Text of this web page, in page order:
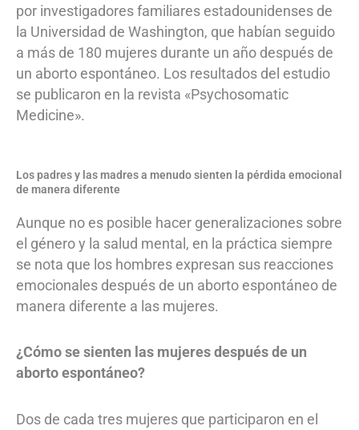
por investigadores familiares estadounidenses de
la Universidad de Washington, que habían seguido
a más de 180 mujeres durante un año después de
un aborto espontáneo. Los resultados del estudio
se publicaron en la revista «Psychosomatic
Medicine».
Los padres y las madres a menudo sienten la pérdida emocional
de manera diferente
Aunque no es posible hacer generalizaciones sobre
el género y la salud mental, en la práctica siempre
se nota que los hombres expresan sus reacciones
emocionales después de un aborto espontáneo de
manera diferente a las mujeres.
¿Cómo se sienten las mujeres después de un
aborto espontáneo?
Dos de cada tres mujeres que participaron en el